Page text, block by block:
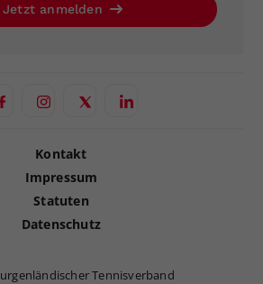
Jetzt anmelden
Kontakt
Impressum
Statuten
Datenschutz
Tennisverband